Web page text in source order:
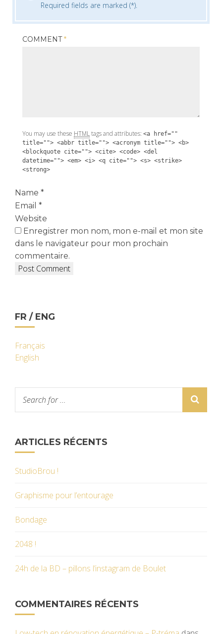
Required fields are marked (*).
COMMENT*
You may use these HTMLtags and attributes: <a href=""
title=""> <abbr title=""> <acronym title=""> <b>
<blockquote cite=""> <cite> <code> <del
datetime=""> <em> <i> <q cite=""> <s> <strike>
<strong>
Name *
Email *
Website
Enregistrer mon nom, mon e-mail et mon site
dans le navigateur pour mon prochain
commentaire.
FR / ENG
Français
English
ARTICLES RÉCENTS
StudioBrou !
Graphisme pour l’entourage
Bondage
2048 !
24h de la BD – pillons l’instagram de Boulet
COMMENTAIRES RÉCENTS